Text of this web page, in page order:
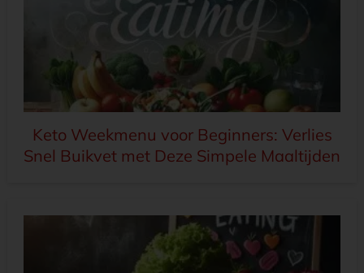
Keto Weekmenu voor Beginners: Verlies
Snel Buikvet met Deze Simpele Maaltijden